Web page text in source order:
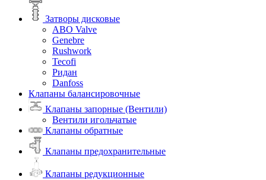
Затворы дисковые
ABO Valve
Genebre
Rushwork
Tecofi
Ридан
Danfoss
Клапаны балансировочные
Клапаны запорные (Вентили)
Вентили игольчатые
Клапаны обратные
Клапаны предохранительные
Клапаны редукционные